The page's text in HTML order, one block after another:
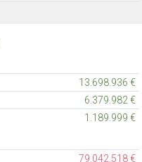
13.698.936 €
6.379.982 €
1.189.999 €
79.042.518 €